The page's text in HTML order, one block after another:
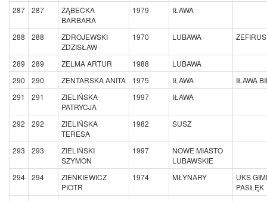
287
287
ZĄBECKA
BARBARA
1979 IŁAWA
288 288
ZDROJEWSKI
ZDZISŁAW
1970 LUBAWA
289 289 ZELMA ARTUR 1988
LUBAWA
290
290 ZENTARSKA ANITA 1975 IŁAWA
IŁAWA
291
291
ZIELIŃSKA
PATRYCJA
1997 IŁAWA
292 292
ZIELIŃSKA
TERESA
1982 SUSZ
293 293
ZIELIŃSKI
SZYMON
1997
NOWE MIASTO
LUBAWSKIE
294
294
ZIENKIEWICZ
PIOTR
1974 MŁYNARY
UKS
PASŁĘK